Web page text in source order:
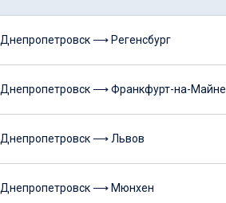
Днепропетровск ⟶ Регенсбург
Днепропетровск ⟶ Франкфурт-на-Майне
Днепропетровск ⟶ Львов
Днепропетровск ⟶ Мюнхен